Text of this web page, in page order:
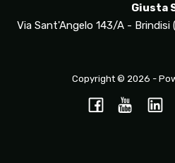
Giusta
Via Sant'Angelo 143/A - Brindisi
Copyright © 2026 -